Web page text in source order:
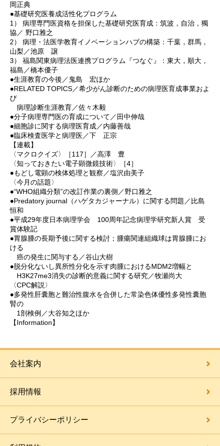
岡正典
●基礎研究医養成活性化プログラム
1） 病理専門医資格を担保した基礎研究医育成：筑波，自治，獨
協／ 野口雅之
2） 病理・法医学教育イノベーションハブの構築：千葉，群馬，
山梨／池原 譲
3） 福島関東病理法医連携プログラム『つなぐ』：東大，順大，
福島／橋本優子
●生涯教育の今後／鬼島 宏ほか
●RELATED TOPICS／希少がん診断のための病理医育成事業およ
び
病理診断生涯教育／佐々木毅
●分子病理専門医の育成について／田中伸哉
●細胞診に関する病理医育成／内藤善哉
●臨床検査医学と病理医／下 正宗
【連載】
〈マクロクイズ〉［117］／高澤 豊
〈知っておきたい電子顕微鏡技術〉［4］
●もどし電顕の検体処理と観察／塩沢由美子
〈今月の話題〉
●“WHO組織分類”の改訂作業の裏側／野口雅之
●Predatory journal（ハゲタカジャーナル）に関する問題／比島
恒和
●平成29年度日本病理学会 100周年記念病理学研究新人賞 受
賞体験記
●胃腺腫の長期予後に関する検討；腫瘍関連組織球は胃腺腫にお
ける
癌の発生に関与する／谷山大樹
●脱分化ないし異所性分化を示す肉腫におけるMDM2増幅と
H3K27me3消失の診断的意義に関する研究／牧瀬尚大
〈CPC解説〉
●多発性肝囊胞と難治性腹水を合併した常染色体優性多発性囊胞
腎の
1剖検例／大谷知之ほか
【Information】
会社案内
採用情報
プライバシーポリシー